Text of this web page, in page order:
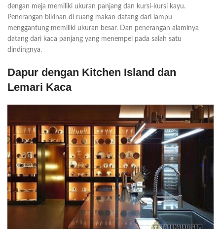
dengan meja memiliki ukuran panjang dan kursi-kursi kayu.
Penerangan bikinan di ruang makan datang dari lampu
menggantung memiliki ukuran besar. Dan penerangan alaminya
datang dari kaca panjang yang menempel pada salah satu
dindingnya.
Dapur dengan Kitchen Island dan
Lemari Kaca